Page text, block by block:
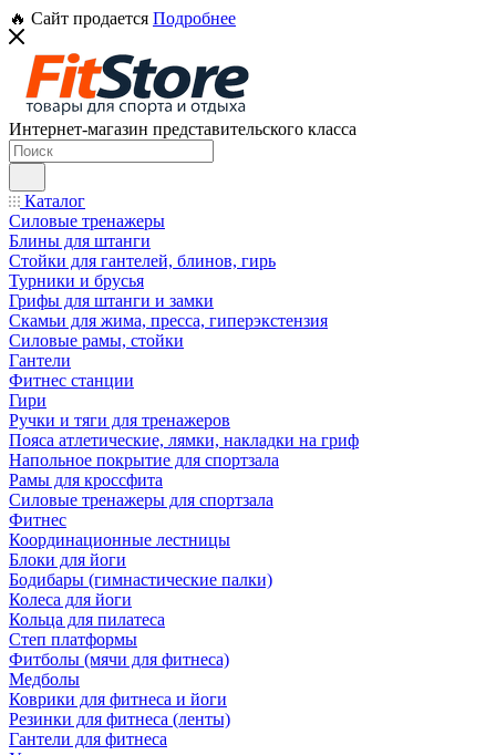
🔥 Сайт продается Подробнее
Интернет-магазин представительского класса
Каталог
Силовые тренажеры
Блины для штанги
Стойки для гантелей, блинов, гирь
Турники и брусья
Грифы для штанги и замки
Скамьи для жима, пресса, гиперэкстензия
Силовые рамы, стойки
Гантели
Фитнес станции
Гири
Ручки и тяги для тренажеров
Пояса атлетические, лямки, накладки на гриф
Напольное покрытие для спортзала
Рамы для кроссфита
Силовые тренажеры для спортзала
Фитнес
Координационные лестницы
Блоки для йоги
Бодибары (гимнастические палки)
Колеса для йоги
Кольца для пилатеса
Степ платформы
Фитболы (мячи для фитнеса)
Медболы
Коврики для фитнеса и йоги
Резинки для фитнеса (ленты)
Гантели для фитнеса